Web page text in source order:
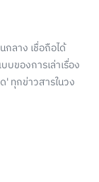
กลาง เชื่อถือได้
บของการเล่าเรื่อง
' ทุกข่าวสารในวง